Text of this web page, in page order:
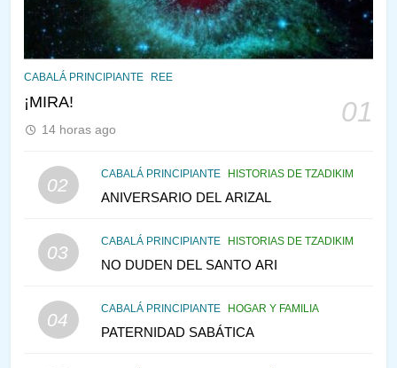
CABALÁ PRINCIPIANTE REE
¡MIRA! 01
14 horas ago
02
CABALÁ PRINCIPIANTE HISTORIAS DE TZADIKIM
ANIVERSARIO DEL ARIZAL
03
CABALÁ PRINCIPIANTE HISTORIAS DE TZADIKIM
NO DUDEN DEL SANTO ARI
04
CABALÁ PRINCIPIANTE HOGAR Y FAMILIA
PATERNIDAD SABÁTICA
PENSAMIENTO JUDÍO PIRKEI AVOT
145
CABALÁ Y JASIDUT: EL
CONSEJO DE LOS PADRES
146
TEMPLO Y LA ALEGRÍA EN
VEAMOS ¿POR QUÉ
IEHOSHÚA? Y LA QUEJA DE